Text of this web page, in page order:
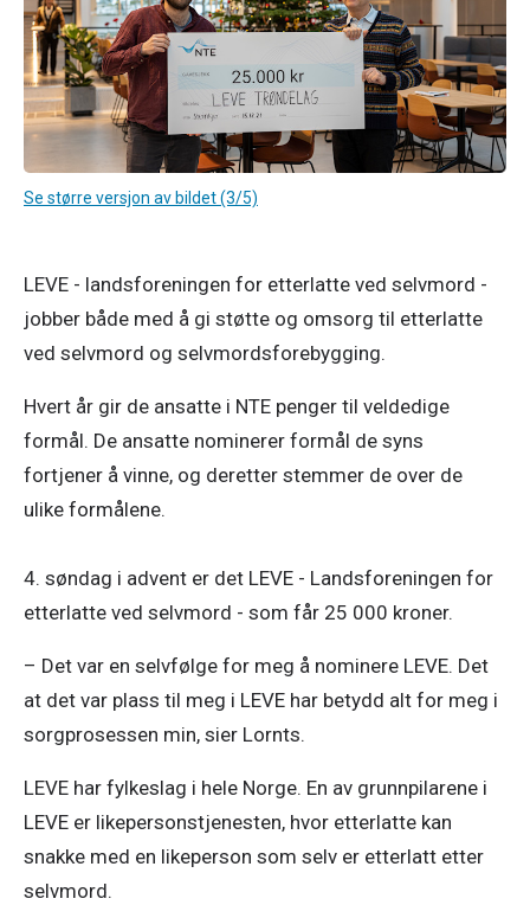
Se større versjon av bildet (3/5)
LEVE - landsforeningen for etterlatte ved selvmord -
jobber både med å gi støtte og omsorg til etterlatte
ved selvmord og selvmordsforebygging.
Hvert år gir de ansatte i NTE penger til veldedige
formål. De ansatte nominerer formål de syns
fortjener å vinne, og deretter stemmer de over de
ulike formålene.
4. søndag i advent er det LEVE - Landsforeningen for
etterlatte ved selvmord - som får 25 000 kroner.
– Det var en selvfølge for meg å nominere LEVE. Det
at det var plass til meg i LEVE har betydd alt for meg i
sorgprosessen min, sier Lornts.
LEVE har fylkeslag i hele Norge. En av grunnpilarene i
LEVE er likepersonstjenesten, hvor etterlatte kan
snakke med en likeperson som selv er etterlatt etter
selvmord.